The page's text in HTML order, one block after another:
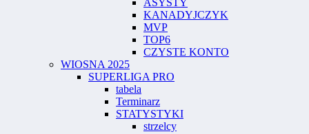
KANADYJCZYK
MVP
TOP6
CZYSTE KONTO
WIOSNA 2025
SUPERLIGA PRO
tabela
Terminarz
STATYSTYKI
strzelcy